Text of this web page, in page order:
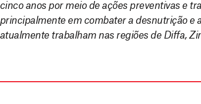
cinco anos por meio de ações preventivas e
principalmente em combater a desnutrição e
atualmente trabalham nas regiões de Diffa,